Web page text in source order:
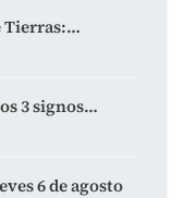
Tierras:…
3 signos…
6 de agosto